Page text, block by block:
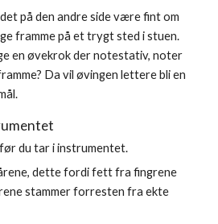
på den andre side være fint om
framme på et trygt sted i stuen.
en øvekrok der notestativ, noter
Da vil øvingen lettere bli en
du tar i instrumentet.
dette fordi fett fra fingrene
stammer forresten fra ekte